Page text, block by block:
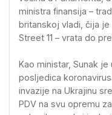
ministra finansija –
britanskoj vladi, čija je
Street 11 – vrata do
Kao ministar, Sunak
posljedica
invazije na Ukrajinu
PDV na svu opremu